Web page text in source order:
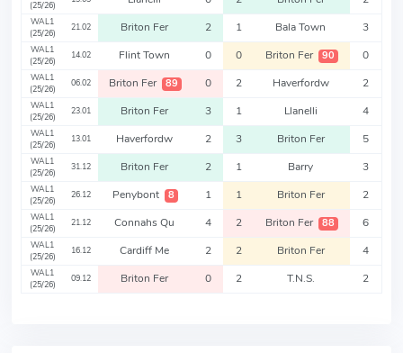
(25/26)
WAL1
(25/26)
21.02 Briton Fer 2 1 Bala Town 3
WAL1
(25/26)
14.02 Flint Town 0 0 Briton Fer 90 0
WAL1
(25/26)
06.02 Briton Fer 89 0 2 Haverfordw 2
WAL1
(25/26)
23.01 Briton Fer 3 1 Llanelli 4
WAL1
(25/26)
13.01 Haverfordw 2 3 Briton Fer 5
WAL1
(25/26)
31.12 Briton Fer 2 1 Barry 3
WAL1
(25/26)
26.12 Penybont 8 1 1 Briton Fer 2
WAL1
(25/26)
21.12 Connahs Qu 4 2 Briton Fer 88 6
WAL1
(25/26)
16.12 Cardiff Me 2 2 Briton Fer 4
WAL1
(25/26)
09.12 Briton Fer 0 2 T.N.S. 2